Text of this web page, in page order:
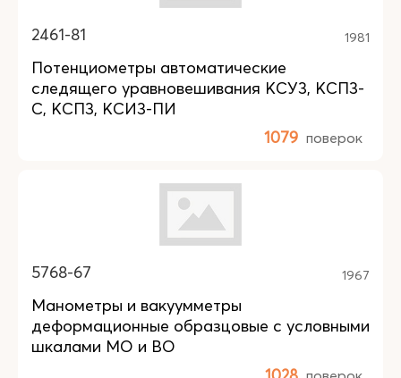
2461-81 1981
Потенциометры автоматические
следящего уравновешивания КСУ3, КСП3-
С, КСП3, КСИ3-ПИ
1079 поверок
5768-67 1967
Манометры и вакуумметры
деформационные образцовые с условными
шкалами МО и ВО